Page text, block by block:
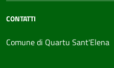
CONTATTI
Comune di Quartu Sant'Elena